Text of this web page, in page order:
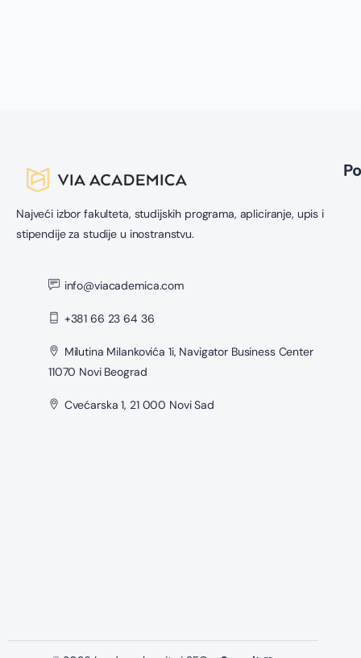
Najveći izbor fakulteta, studijskih programa, apliciranje, upis i
stipendije za studije u inostranstvu.
info@viacademica.com
+381 66 23 64 36
Milutina Milankovića 1i, Navigator Business Center
11070 Novi Beograd
Cvećarska 1, 21 000 Novi Sad